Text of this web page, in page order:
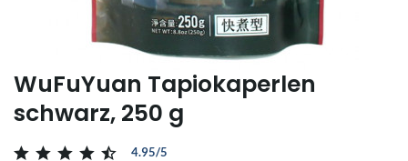
WuFuYuan Tapiokaperlen
schwarz, 250 g
4.95/5